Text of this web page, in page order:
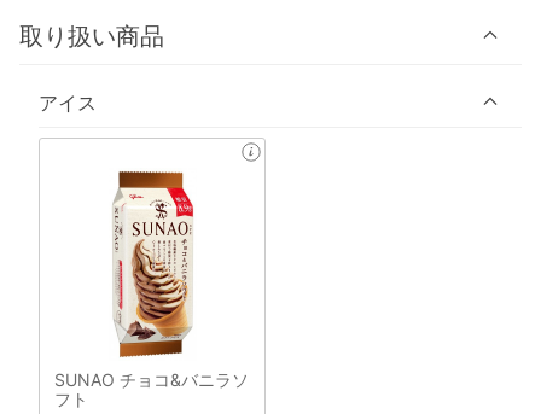
取り扱い商品
アイス
SUNAO チョコ&バニラソ
フト